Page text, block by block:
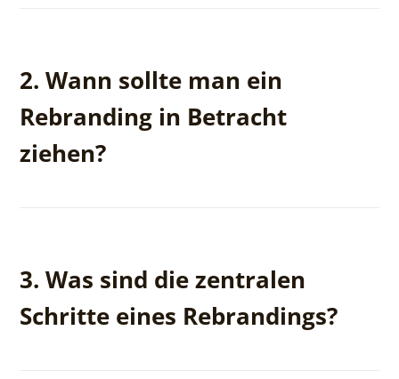
2. Wann sollte man ein
Rebranding in Betracht
ziehen?
werden oder wenn Sie sich auf einem
3. Was sind die zentralen
Schritte eines Rebrandings?